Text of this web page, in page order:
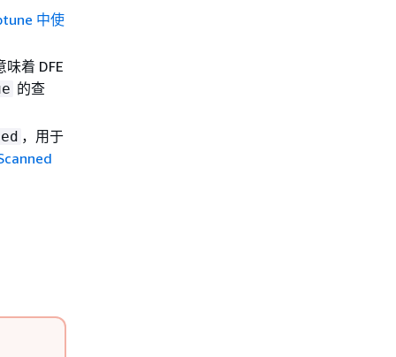
中使
味着 DFE
的查
，用于